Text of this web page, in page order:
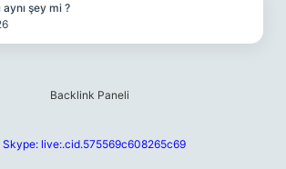
şey mi ?
Skype: live:.cid.575569c608265c69